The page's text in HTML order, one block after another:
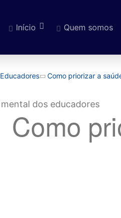
Pular para o conteúdo
Início Quem somos
Educadores Como priorizar a
Como